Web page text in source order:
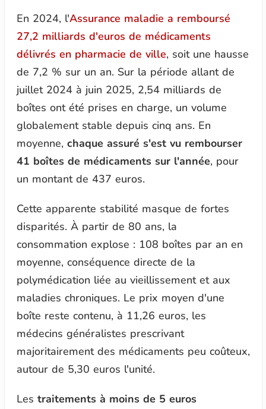
En 2024, l'Assurance maladie a remboursé
27,2 milliards d'euros de médicaments
délivrés en pharmacie de ville, soit une hausse
de 7,2 % sur un an. Sur la période allant de
juillet 2024 à juin 2025, 2,54 milliards de
boîtes ont été prises en charge, un volume
globalement stable depuis cinq ans. En
moyenne, chaque assuré s'est vu rembourser
41 boîtes de médicaments sur l'année, pour
un montant de 437 euros.
Cette apparente stabilité masque de fortes
disparités. À partir de 80 ans, la
consommation explose : 108 boîtes par an en
moyenne, conséquence directe de la
polymédication liée au vieillissement et aux
maladies chroniques. Le prix moyen d'une
boîte reste contenu, à 11,26 euros, les
médecins généralistes prescrivant
majoritairement des médicaments peu coûteux,
autour de 5,30 euros l'unité.
Les traitements à moins de 5 euros